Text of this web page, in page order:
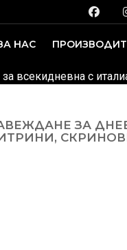
НАС
всекидневна с
ЗА